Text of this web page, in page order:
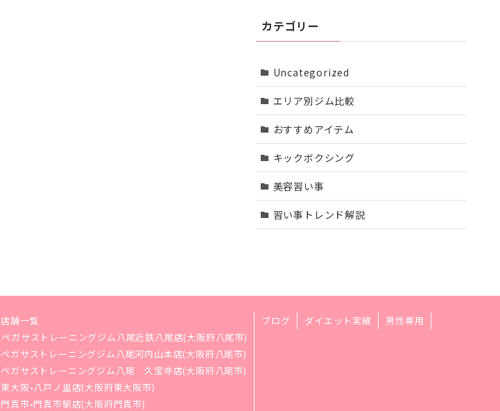
カテゴリー
Uncategorized
エリア別ジム比較
おすすめアイテム
キックボクシング
美容習い事
習い事トレンド解説
店舗一覧
ペガサストレーニングジム八尾近鉄八尾店(大阪府八尾市)
ペガサストレーニングジム八尾河内山本店(大阪府八尾市)
ペガサストレーニングジム八尾 久宝寺店(大阪府八尾市)
東大阪•八戸ノ里店(大阪府東大阪市)
門真市•門真市駅店(大阪府門真市)
ブログ ダイエット実績 男性専用